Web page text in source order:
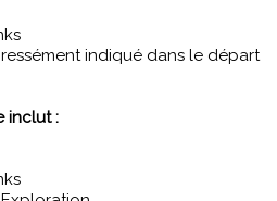
indiqué dans le départ
inclut :